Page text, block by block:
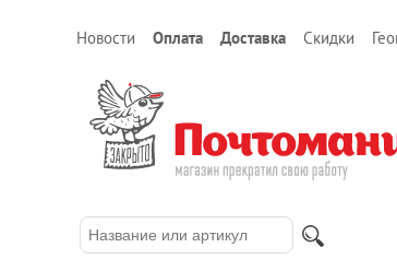
Новости Оплата Доставка Скидки